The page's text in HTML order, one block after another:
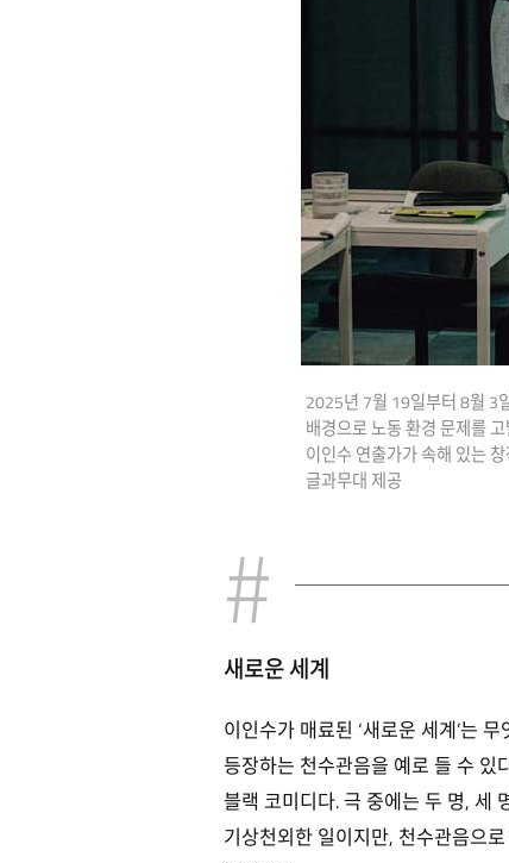
2025년 7월 19일부터 8월 3
배경으로 노동 환경 문제를
이인수 연출가가 속해 있는
글과무대 제공
새로운 세계
이인수가 매료된 ‘새로운 세계’는
등장하는 천수관음을 예로 들 수 있
블랙 코미디다. 극 중에는 두 명, 세
기상천외한 일이지만, 천수관음으